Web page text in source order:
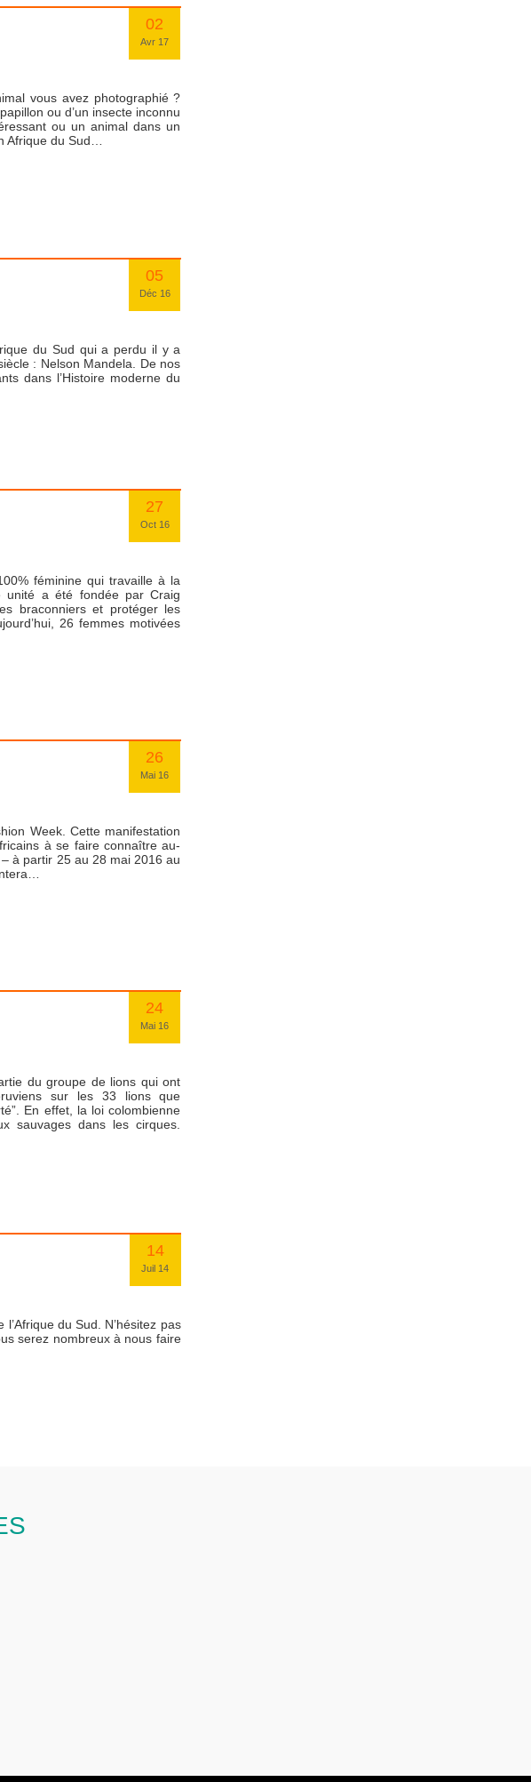
02
Avr 17
vous avez photographié ?
ou d’un insecte inconnu
ou un animal dans un
Afrique du Sud…
05
Déc 16
du Sud qui a perdu il y a
: Nelson Mandela. De nos
dans l’Histoire moderne du
27
Oct 16
féminine qui travaille à la
unité a été fondée par Craig
braconniers et protéger les
26 femmes motivées
26
Mai 16
Week. Cette manifestation
à se faire connaître au-
à partir 25 au 28 mai 2016 au
24
Mai 16
du groupe de lions qui ont
sur les 33 lions que
En effet, la loi colombienne
sauvages dans les cirques.
14
Juil 14
du Sud. N’hésitez pas
serez nombreux à nous faire